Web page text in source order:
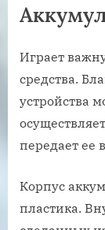
Играет
средства.
устройства
передает ее
Корпус
пластика.